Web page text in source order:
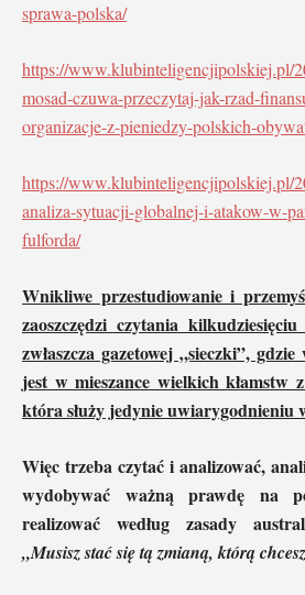
sprawa-polska/
https://www.klubinteligencjipolskiej.pl/
mosad-czuwa-przeczytaj-jak-rzad-
organizacje-z-pieniedzy-polskich-
https://www.klubinteligencjipolskiej.pl/
analiza-sytuacji-globalnej-i-atakow-w-
fulforda/
Wnikliwe przestudiowanie i
zaoszczędzi czytania
zwłaszcza gazetowej „sieczki”,
jest w mieszance wielkich kłamstw
która służy jedynie uwiarygodnieniu
Więc trzeba czytać i analizować,
wydobywać ważną prawdę na
realizować według zasady
„Musisz stać się tą zmianą, którą